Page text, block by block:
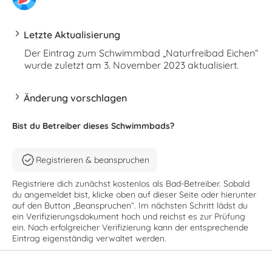
Letzte Aktualisierung
Der Eintrag zum Schwimmbad „Naturfreibad Eichen“
wurde zuletzt am 3. November 2023 aktualisiert.
Änderung vorschlagen
Bist du Betreiber dieses Schwimmbads?
Registrieren & beanspruchen
Registriere dich zunächst kostenlos als Bad-Betreiber. Sobald
du angemeldet bist, klicke oben auf dieser Seite oder hierunter
auf den Button „Beanspruchen“. Im nächsten Schritt lädst du
ein Verifizierungsdokument hoch und reichst es zur Prüfung
ein. Nach erfolgreicher Verifizierung kann der entsprechende
Eintrag eigenständig verwaltet werden.